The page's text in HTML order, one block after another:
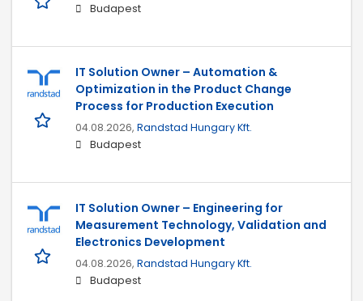
Budapest
IT Solution Owner – Automation &
Optimization in the Product Change
Process for Production Execution
04.08.2026, Randstad Hungary Kft.
Budapest
IT Solution Owner – Engineering for
Measurement Technology, Validation and
Electronics Development
04.08.2026, Randstad Hungary Kft.
Budapest